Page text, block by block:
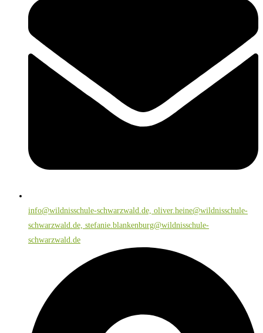
info@wildnisschule-schwarzwald.de, oliver.heine@wildnisschule-
schwarzwald.de, stefanie.blankenburg@wildnisschule-
schwarzwald.de